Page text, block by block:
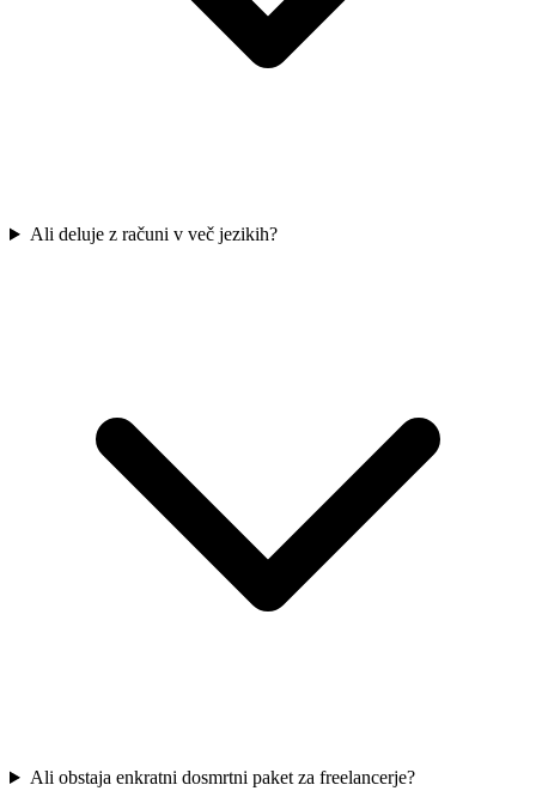
Ali deluje z računi v več jezikih?
Ali obstaja enkratni dosmrtni paket za freelancerje?